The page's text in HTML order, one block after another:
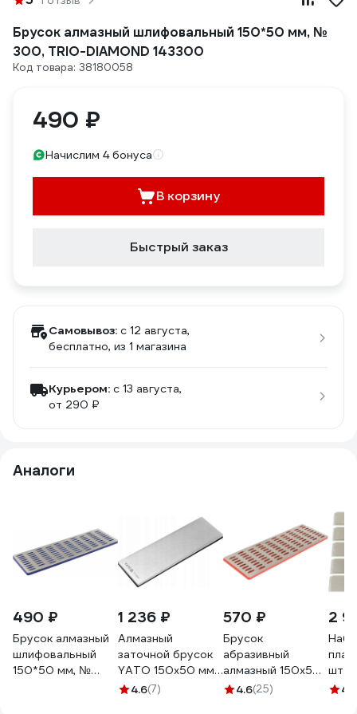
Брусок алмазный шлифовальный 150*50 мм, №
300, TRIO-DIAMOND 143300
Код товара: 38180058
490 ₽
Начислим 4 бонуса
В корзину
Быстрый заказ
Самовывоз: c 12 августа,
бесплатно, из 1 магазина
Курьером: c 13 августа,
от 290 ₽
Аналоги
490 ₽
Брусок алмазный
шлифовальный
150*50 мм, №
1 236 ₽
Алмазный
заточной брусок
YATO 150x50 мм,
G/600 YT-76087
4.6(7)
570 ₽
Брусок
абразивный
алмазный 150х50
мм, Р 200,
4.6(25)
2
шт
4.7